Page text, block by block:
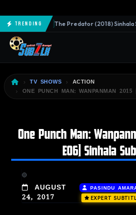
TrendingNEW The Predator (2018) Sinhala
TV SHOWS
ACTION
ONE PUNCH MAN: WANPANMAN
One Punch Man:
E06] Sinhala
AUGUST
24, 2017
PASINDU
EXPERT